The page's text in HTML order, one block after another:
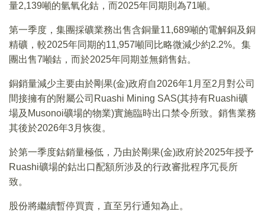
量2,139噸的氫氧化鈷，而2025年同期則為71噸。
第一季度，集團採礦業務出售含銅量11,689噸的電解銅及銅
精礦，較2025年同期的11,957噸同比略微減少約2.2%。集
團出售7噸鈷，而於2025年同期並無銷售鈷。
銅銷量減少主要由於剛果(金)政府自2026年1月至2月對公司
間接擁有的附屬公司Ruashi Mining SAS(其持有Ruashi礦
場及Musonoi礦場的物業)實施臨時出口禁令所致。銷售業務
其後於2026年3月恢復。
於第一季度鈷銷量極低，乃由於剛果(金)政府於2025年授予
Ruashi礦場的鈷出口配額所涉及的行政審批程序冗長所
致。
股份將繼續暫停買賣，直至另行通知為止。